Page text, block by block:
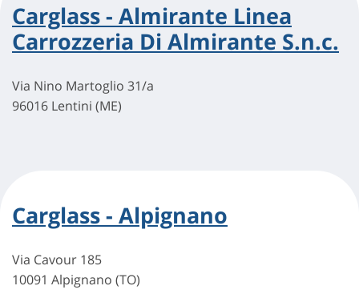
Carglass - Almirante Linea
Carrozzeria Di Almirante S.n.c.
Via Nino Martoglio 31/a
96016 Lentini (ME)
Carglass - Alpignano
Via Cavour 185
10091 Alpignano (TO)